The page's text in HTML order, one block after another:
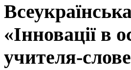
«Інновації в
учителя-